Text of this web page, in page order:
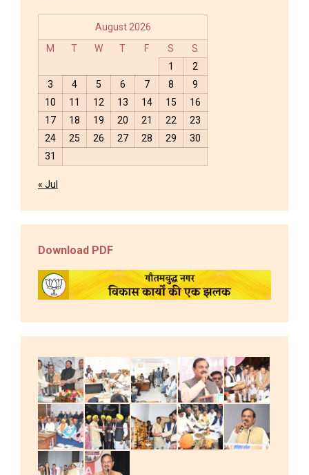
August 2026
M
T W T F S
S
1
2
3
4 5 6 7 8
9
10
11 12 13 14 15
16
17
18 19 20 21 22
23
24
25 26 27 28 29
30
31
« Jul
Download PDF